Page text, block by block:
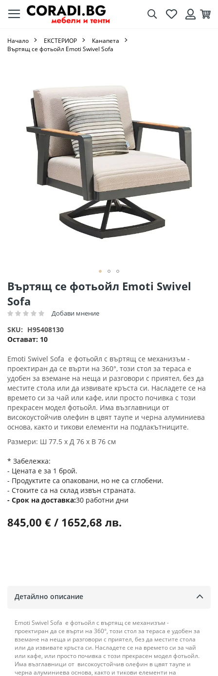
ТърсенеЛюбими
Начало ЕКСТЕРИОР
Канапета
Въртящ се фотьойл Emoti Swivel Sofa
Въртящ се фотьойл Emoti Swivel
Sofa
Рейтинг: Добави мнение
Остават: 10
SKU H95408130
Emoti Swivel Sofa е фотьойл с въртящ се механизъм -
проектиран да се върти на 360°, този стол за тераса е
удобен за вземане на неща и разговори с приятел, без да
местите стола или да извивате кръста си. Насладете се на
времето си за чай или кафе, или просто почивка с този
прекрасен модел фотьойл. Има възглавници от
високоустойчив олефин в цвят таупе и черна алуминиева
основа, както и тикови елементи на подлакътниците.
Размери: Ш 77.5 х Д 76 х В 76 см
* Забележка:
- Цената е за 1 брой.
- Продуктите са опаковани, но не са сглобени.
- Стоките са на склад извън страната.
Срок на доставка 30 работни дни
845,00 € / 1652,68 лв.
галерията
изображенията
Преминете
към
началото
на
със
снимки
Детайлно описание
Emoti Swivel Sofa е фотьойл с въртящ се механизъм -
проектиран да се върти на 360°, този стол за тераса е удобен за
вземане на неща и разговори с приятел, без да местите стола
или да извивате кръста си. Насладете се на времето си за чай
или кафе, или просто почивка с този прекрасен модел фотьойл.
Има възглавници от високоустойчив олефин в цвят таупе и
черна алуминиева основа, както и тикови елементи на